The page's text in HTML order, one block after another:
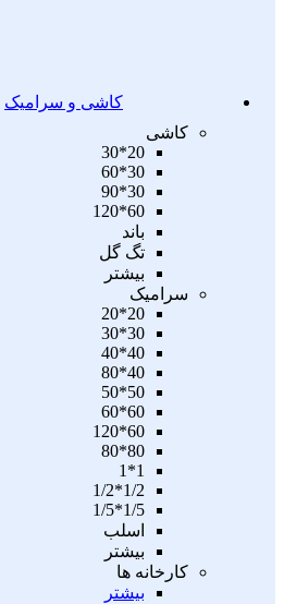
کاشی و سرامیک
کاشی
20*30
30*60
30*90
60*120
باند
تگ گل
بیشتر
سرامیک
20*20
30*30
40*40
40*80
50*50
60*60
60*120
80*80
1*1
1/2*1/2
1/5*1/5
اسلب
بیشتر
کارخانه ها
بیشتر